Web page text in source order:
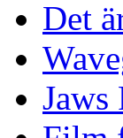
Det
Jaws